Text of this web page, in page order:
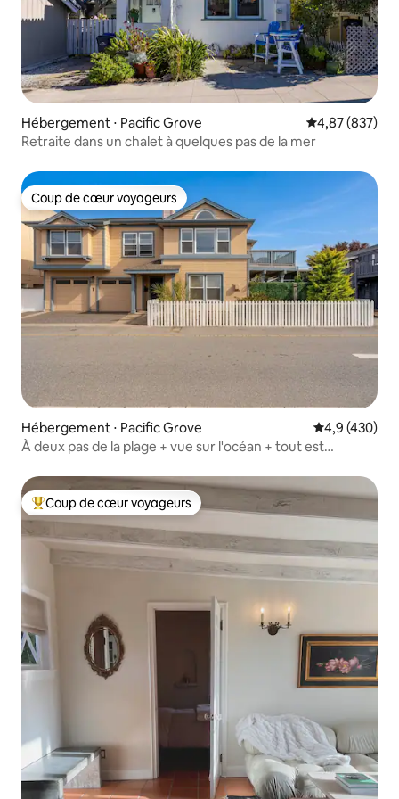
Hébergement ⋅ Pacific Grove Évaluation
4,87 (837)
Retraite dans un chalet à quelques pas de la mer
Coup de cœur voyageurs
Coup de cœur voyageurs
Hébergement ⋅ Pacific Grove Évaluation
4,9 (430)
À deux pas de la plage + vue sur l'océan + tout est
Coups de cœur voyageurs les plus appréciés
Coup de cœur voyageurs